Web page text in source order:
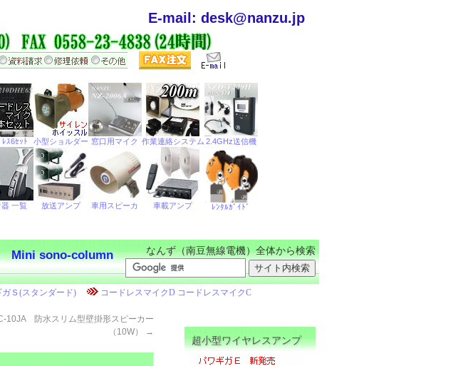
E-mail: desk@nanzu.jp
Mini sono-column
なんず（南豆無線電機）全体から検索
10JA 防水スリム型壁掛形スピーカー
（10W）
→
超小型ワイヤレスアンプ